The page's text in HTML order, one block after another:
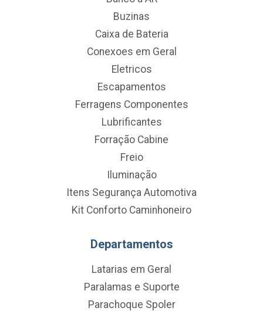
Buzinas
Caixa de Bateria
Conexoes em Geral
Eletricos
Escapamentos
Ferragens Componentes
Lubrificantes
Forração Cabine
Freio
Iluminação
Itens Segurança Automotiva
Kit Conforto Caminhoneiro
Departamentos
Latarias em Geral
Paralamas e Suporte
Parachoque Spoler